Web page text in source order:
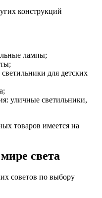
конструкций
лампы;
для детских
уличные светильники,
товаров имеется на
света
советов по выбору